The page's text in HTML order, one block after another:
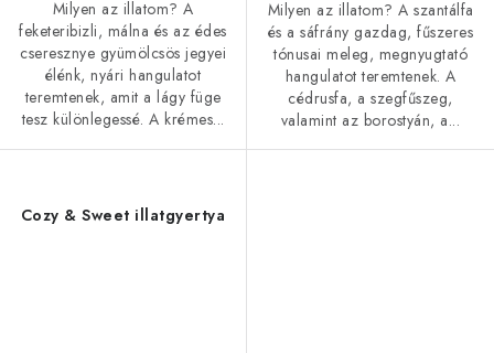
Milyen az illatom? A
feketeribizli, málna és az édes
cseresznye gyümölcsös jegyei
élénk, nyári hangulatot
teremtenek, amit a lágy füge
tesz különlegessé. A krémes...
Milyen az illatom? A szantálfa
és a sáfrány gazdag, fűszeres
tónusai meleg, megnyugtató
hangulatot teremtenek. A
cédrusfa, a szegfűszeg,
valamint az borostyán, a...
Cozy & Sweet illatgyertya